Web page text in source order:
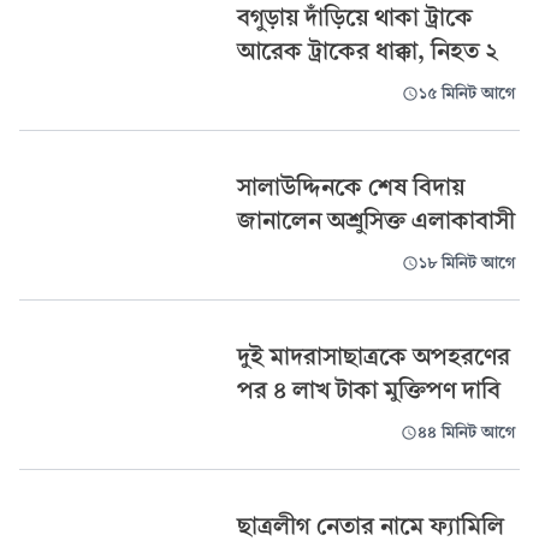
বগুড়ায় দাঁড়িয়ে থাকা ট্রাকে
আরেক ট্রাকের ধাক্কা, নিহত ২
১৫ মিনিট আগে
সালাউদ্দিনকে শেষ বিদায়
জানালেন অশ্রুসিক্ত এলাকাবাসী
১৮ মিনিট আগে
দুই মাদরাসাছাত্রকে অপহরণের
পর ৪ লাখ টাকা মুক্তিপণ দাবি
৪৪ মিনিট আগে
ছাত্রলীগ নেতার নামে ফ্যামিলি